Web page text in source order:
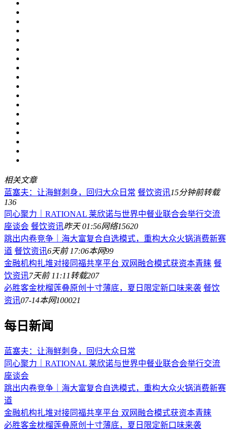
相关文章
蓝塞夫：让海鲜刺身，回归大众日常 餐饮资讯15分钟前转载
136
同心聚力｜RATIONAL 莱欣诺与世界中餐业联合会举行交流
座谈会 餐饮资讯昨天 01:56网络15620
跳出内卷竞争｜海大富复合自选模式，重构大众火锅消费新赛
道 餐饮资讯6天前 17:06本网99
金融机构扎堆对接同福共享平台 双网融合模式获资本青睐 餐
饮资讯7天前 11:11转载207
必胜客金枕榴莲叠原创十寸薄底，夏日限定新口味来袭 餐饮
资讯07-14本网100021
每日新闻
蓝塞夫：让海鲜刺身，回归大众日常
同心聚力｜RATIONAL 莱欣诺与世界中餐业联合会举行交流
座谈会
跳出内卷竞争｜海大富复合自选模式，重构大众火锅消费新赛
道
金融机构扎堆对接同福共享平台 双网融合模式获资本青睐
必胜客金枕榴莲叠原创十寸薄底，夏日限定新口味来袭